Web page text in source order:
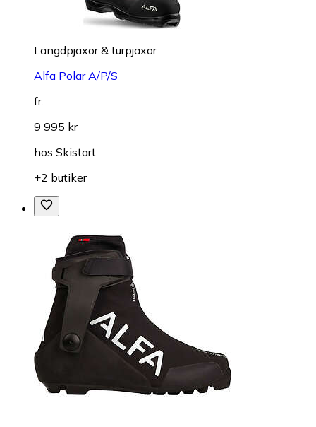
Längdpjäxor & turpjäxor
Alfa Polar A/P/S
fr.
9 995 kr
hos Skistart
+2 butiker